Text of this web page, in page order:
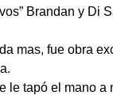
Brandan y Di
mas, fue obra
le tapó el mano